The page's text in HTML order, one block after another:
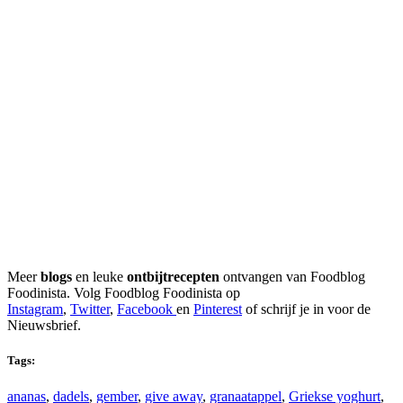
Meerblogs en leuke ontbijtrecepten ontvangen van Foodblog
Foodinista. Volg Foodblog Foodinista op
Instagram, Twitter, Facebook en Pinterest of schrijf je in voor de
Nieuwsbrief.
Tags:
ananas, dadels, gember, give away, granaatappel, Griekse yoghurt,